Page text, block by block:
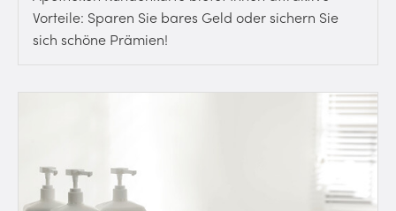
Vorteile: Sparen Sie bares Geld oder sichern Sie
sich schöne Prämien!